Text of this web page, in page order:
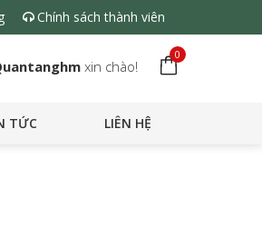
Chính sách thành viên
xin chào!
0
TỨC LIÊN HỆ